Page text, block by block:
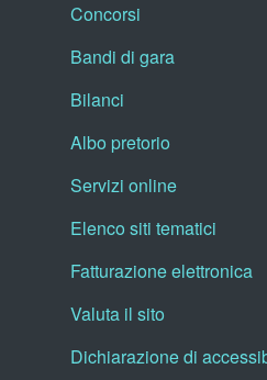
Concorsi
Bandi di gara
Bilanci
Albo pretorio
Servizi online
Elenco siti tematici
Fatturazione elettronica
Valuta il sito
Dichiarazione di